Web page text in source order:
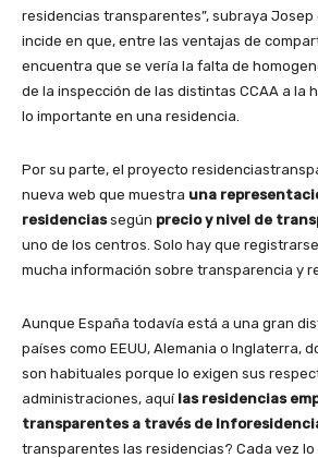
residencias transparentes”, subraya Josep
incide en que, entre las ventajas de
encuentra que se vería la falta de
de la inspección de las distintas CCAA a la
lo importante en una residencia.
Por su parte, el proyecto
nueva web que muestra una
residenciassegún precio y nivel de
uno de los centros. Solo hay que
mucha información sobre transparencia y
Aunque España todavía está a una gran
países como EEUU, Alemania o Inglaterra,
son habituales porque lo exigen sus
administraciones, aquí las residencias
transparentes a través de
transparentes las residencias? Cada vez lo